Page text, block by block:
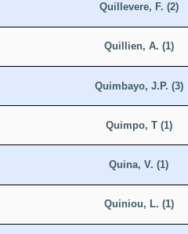
Quillevere, F. (2)
Quillien, A. (1)
Quimbayo, J.P. (3)
Quimpo, T (1)
Quina, V. (1)
Quiniou, L. (1)